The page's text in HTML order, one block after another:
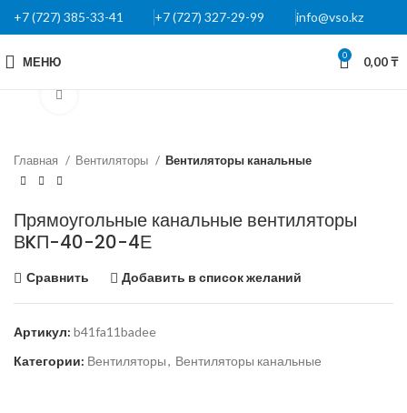
+7 (727) 385-33-41 +7 (727) 327-29-99 info@vso.kz
МЕНЮ 0 0,00₸
Главная Вентиляторы Вентиляторы канальные
Прямоугольные канальные вентиляторы
ВKП-40-20-4Е
Сравнить Добавить в список желаний
Артикул: b41fa11badee
Категории: Вентиляторы, Вентиляторы канальные